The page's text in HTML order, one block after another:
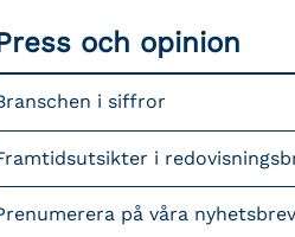
och opinion
i siffror
i
på våra nyhetsbrev